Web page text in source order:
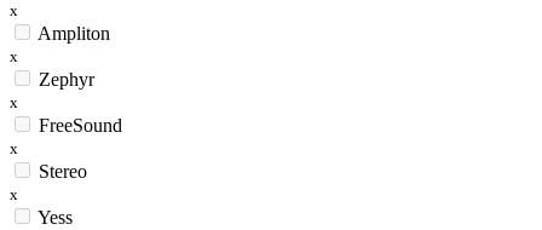
x
Ampliton
x
Zephyr
x
FreeSound
x
Stereo
x
Yess